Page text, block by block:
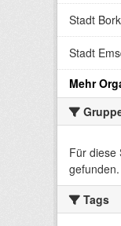
Stadt
Stadt
Mehr
Für diese
gefunden.
Tags